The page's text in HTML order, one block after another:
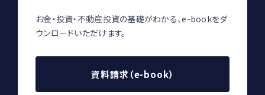
お金・投資・不動産投資の基礎がわかる、e-bookをダ
ウンロードいただけます。
資料請求（e-book）